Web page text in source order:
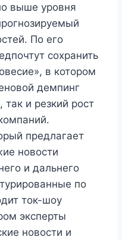
выше уровня
По его
сохранить
в котором
демпинг
так и резкий рост
предлагает
новости
и дальнего
по
ток-шоу
эксперты
новости и